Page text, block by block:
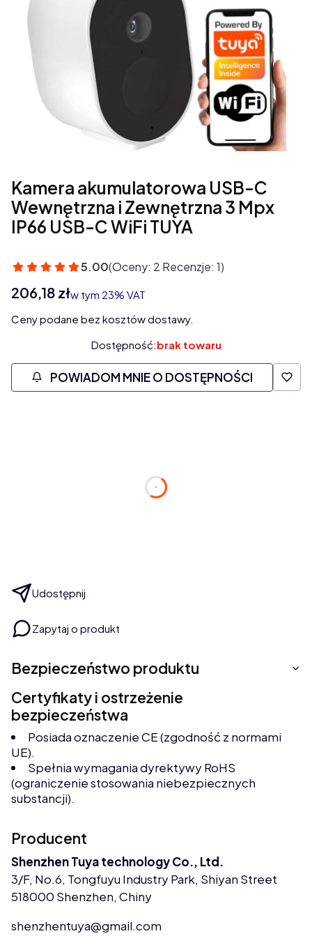
Kamera akumulatorowa USB-C
Wewnętrzna i Zewnętrzna 3 Mpx
IP66 USB-C WiFi TUYA
5.00(Oceny: 2 Recenzje: 1)
Cena
206,18 złw tym 23% VAT
w tym 23% VAT
Ceny podane bez kosztów dostawy.
Dostępność:brak towaru
POWIADOM MNIE O DOSTĘPNOŚCI
Udostępnij
Zapytaj o produkt
Bezpieczeństwo produktu
Certyfikaty i ostrzeżenie
bezpieczeństwa
Posiada oznaczenie CE (zgodność z normami
UE).
Spełnia wymagania dyrektywy RoHS
(ograniczenie stosowania niebezpiecznych
substancji).
Producent
Shenzhen Tuya technology Co., Ltd.
3/F, No.6, Tongfuyu Industry Park, Shiyan Street
518000 Shenzhen, Chiny
shenzhentuya@gmail.com